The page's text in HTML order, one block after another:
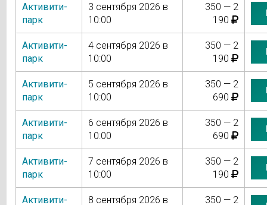
Активити-
парк
3 сентября 2026 в
10:00
350 — 2
190
Активити-
парк
4 сентября 2026 в
10:00
350 — 2
190
Активити-
парк
5 сентября 2026 в
10:00
350 — 2
690
Активити-
парк
6 сентября 2026 в
10:00
350 — 2
690
Активити-
парк
7 сентября 2026 в
10:00
350 — 2
190
Активити- 8 сентября 2026 в 350 — 2